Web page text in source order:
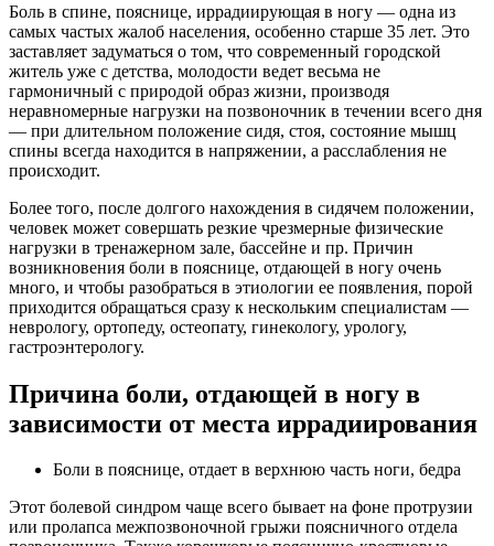
Боль в спине, пояснице, иррадиирующая в ногу — одна из
самых частых жалоб населения, особенно старше 35 лет. Это
заставляет задуматься о том, что современный городской
житель уже с детства, молодости ведет весьма не
гармоничный с природой образ жизни, производя
неравномерные нагрузки на позвоночник в течении всего дня
— при длительном положение сидя, стоя, состояние мышц
спины всегда находится в напряжении, а расслабления не
происходит.
Более того, после долгого нахождения в сидячем положении,
человек может совершать резкие чрезмерные физические
нагрузки в тренажерном зале, бассейне и пр. Причин
возникновения боли в пояснице, отдающей в ногу очень
много, и чтобы разобраться в этиологии ее появления, порой
приходится обращаться сразу к нескольким специалистам —
неврологу, ортопеду, остеопату, гинекологу, урологу,
гастроэнтерологу.
Причина боли, отдающей в ногу в
зависимости от места иррадиирования
Боли в пояснице, отдает в верхнюю часть ноги, бедра
Этот болевой синдром чаще всего бывает на фоне протрузии
или пролапса межпозвоночной грыжи поясничного отдела